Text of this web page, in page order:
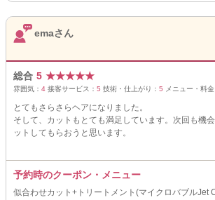
emaさん
総合 5 ★★★★★
雰囲気： 4 接客サービス： 5 技術・仕上がり： 5 メニュー・料金
とてもさらさらヘアになりました。
そして、カットもとても満足しています。次回も機
ットしてもらおうと思います。
予約時のクーポン・メニュー
似合わせカット+トリートメント(マイクロバブルJet